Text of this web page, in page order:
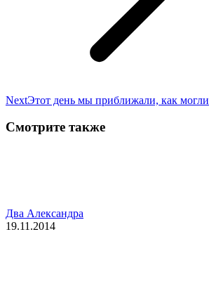
NextNext
Этот день мы приближали, как могли
Смотрите также
Два Александра
19.11.2014